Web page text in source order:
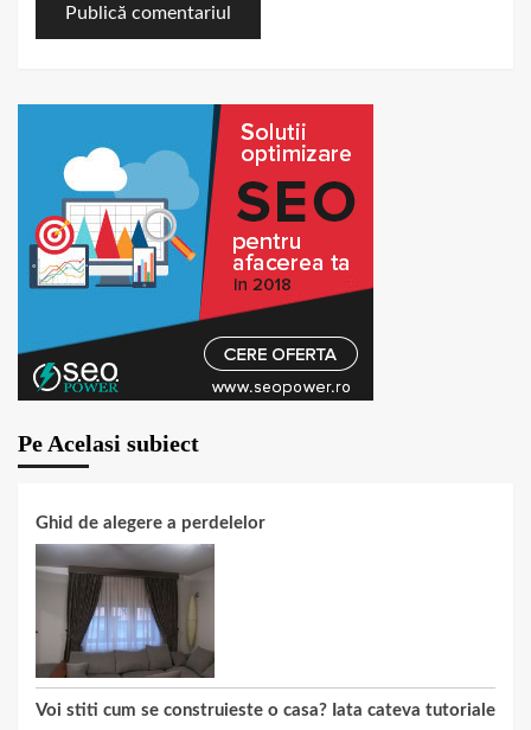
Pe Acelasi subiect
Ghid de alegere a perdelelor
Voi stiti cum se construieste o casa? Iata cateva tutoriale